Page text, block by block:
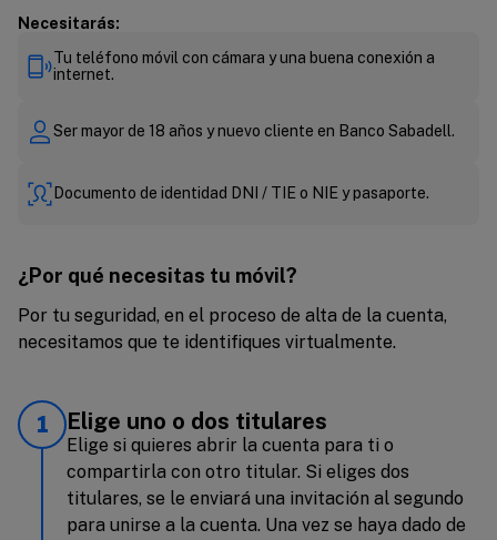
Necesitarás:
Tu teléfono móvil con cámara y una buena conexión a
internet.
Ser mayor de 18 años y nuevo cliente en Banco Sabadell.
Documento de identidad DNI / TIE o NIE y pasaporte.
¿Por qué necesitas tu móvil?
Por tu seguridad, en el proceso de alta de la cuenta,
necesitamos que te identifiques virtualmente.
1 Elige uno o dos titulares
Elige si quieres abrir la cuenta para ti o
compartirla con otro titular. Si eliges dos
titulares, se le enviará una invitación al segundo
para unirse a la cuenta. Una vez se haya dado de